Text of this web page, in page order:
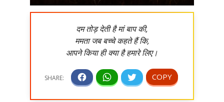
दम तोड़ देती है मां बाप की,
ममता जब बच्चे कहते हैं कि,
आपने किया ही क्या है हमारे लिए।